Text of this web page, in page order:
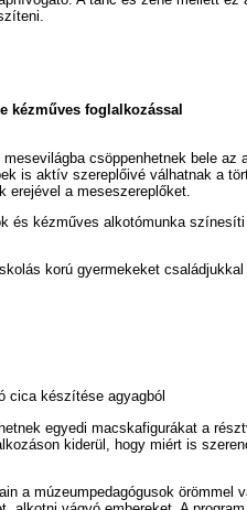
kézműves foglalkozással
csöppenhetnek bele az
is aktív szereplőivé válhatnak a
erejével a meseszereplőket.
és kézműves alkotómunka
korú gyermekeket
cica készítése agyagból
egyedi macskafigurákat a
kiderül, hogy miért is
a múzeumpedagógusok örömmel